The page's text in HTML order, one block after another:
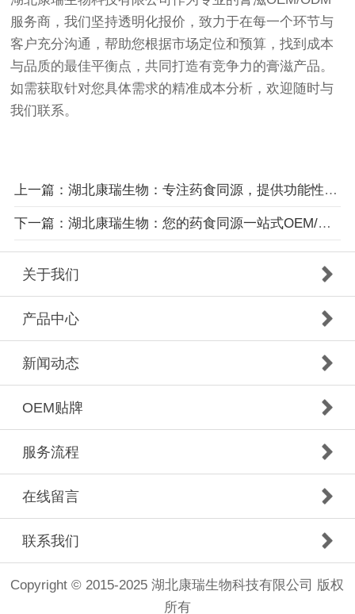
服务商，我们坚持透明化报价，致力于在每一个环节与
客户充分沟通，帮助您根据市场定位和预算，找到成本
与品质的最佳平衡点，共同打造有竞争力的膏滋产品。
如需获取针对您具体需求的精准成本分析，欢迎随时与
我们联系。
上一篇：湖北康瑞生物：专注药食同源，提供功能性食品一站式代工解决方案
下一篇：湖北康瑞生物：您的药食同源一站式OEM/ODM贴牌解决方案专家
关于我们
产品中心
新闻动态
OEM贴牌
服务流程
在线留言
联系我们
Copyright © 2015-2025 湖北康瑞生物科技有限公司 版权
所有